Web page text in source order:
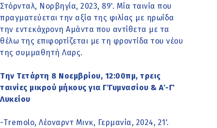
Στόρνταλ, Νορβηγία, 2023, 89'. Μία ταινία που
πραγματεύεται την αξία της φιλίας με ηρωίδα
την εντεκάχρονη Αμάντα που αντίθετα με τα
θέλω της επιφορτίζεται με τη φροντίδα του νέου
της συμμαθητή Λαρς.
Την Τετάρτη 8 Νοεμβρίου, 12:00πμ, τρεις
ταινίες μικρού μήκους για Γ΄Γυμνασίου & Α΄-Γ΄
Λυκείου
-Tremolo, Λέοναρντ Μινκ, Γερμανία, 2024, 21'.